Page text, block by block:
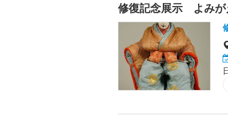
修復記念展示 よみが